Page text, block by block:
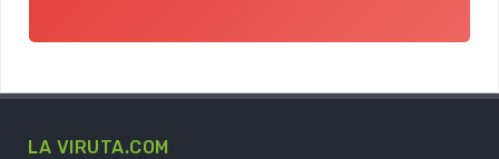
LA VIRUTA.COM